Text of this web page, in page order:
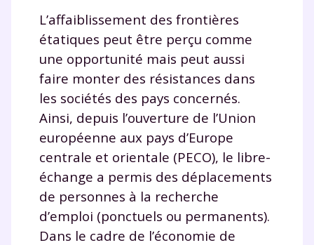
L’affaiblissement des frontières
étatiques peut être perçu comme
une opportunité mais peut aussi
faire monter des résistances dans
les sociétés des pays concernés.
Ainsi, depuis l’ouverture de l’Union
européenne aux pays d’Europe
centrale et orientale (PECO), le libre-
échange a permis des déplacements
de personnes à la recherche
d’emploi (ponctuels ou permanents).
Dans le cadre de l’économie de
Fiches de cours et vidéos,exercices
corrigés,podcasts de révisions
Unespace dédié aux parentspour
suivre les progrès
Tout le programme scolaire du CP à
la Terminale
Des profs expérimentés disponibles
à la demande par tchat, audio ou
vidéo